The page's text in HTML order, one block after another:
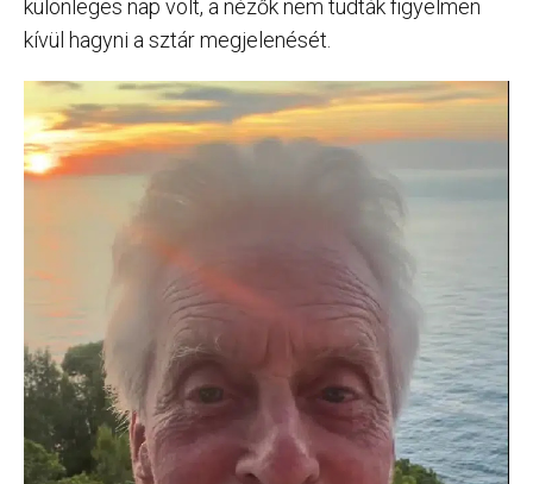
különleges nap volt, a nézők nem tudták figyelmen
kívül hagyni a sztár megjelenését.